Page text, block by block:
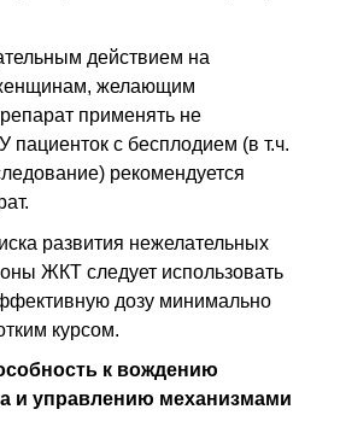
действием на
желающим
применять не
пациенток с бесплодием (в т.ч.
рекомендуется
развития нежелательных
ЖКТ следует использовать
дозу минимально
курсом.
к вождению
и управлению механизмами